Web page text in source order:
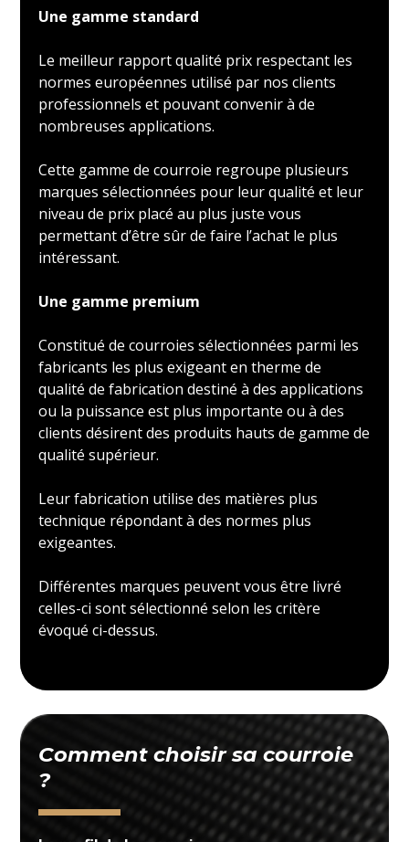
Une gamme standard
Le meilleur rapport qualité prix respectant les
normes européennes utilisé par nos clients
professionnels et pouvant convenir à de
nombreuses applications.
Cette gamme de courroie regroupe plusieurs
marques sélectionnées pour leur qualité et leur
niveau de prix placé au plus juste vous
permettant d’être sûr de faire l’achat le plus
intéressant.
Une gamme premium
Constitué de courroies sélectionnées parmi les
fabricants les plus exigeant en therme de
qualité de fabrication destiné à des applications
ou la puissance est plus importante ou à des
clients désirent des produits hauts de gamme de
qualité supérieur.
Leur fabrication utilise des matières plus
technique répondant à des normes plus
exigeantes.
Différentes marques peuvent vous être livré
celles-ci sont sélectionné selon les critère
évoqué ci-dessus.
Comment choisir sa courroie
?